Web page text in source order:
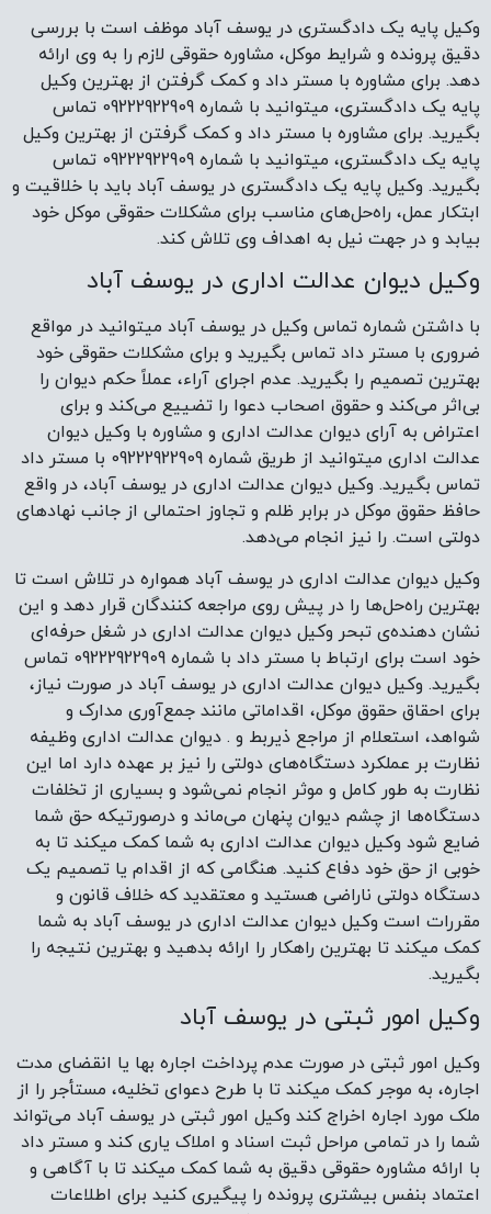
وکیل پایه یک دادگستری در یوسف آباد موظف است با بررسی
دقیق پرونده و شرایط موکل، مشاوره حقوقی لازم را به وی ارائه
دهد. برای مشاوره با مستر داد و کمک گرفتن از بهترین وکیل
پایه یک دادگستری، میتوانید با شماره 09222922909 تماس
بگیرید. برای مشاوره با مستر داد و کمک گرفتن از بهترین وکیل
پایه یک دادگستری، میتوانید با شماره 09222922909 تماس
بگیرید. وکیل پایه یک دادگستری در یوسف آباد باید با خلاقیت و
ابتکار عمل، راه‌حل‌های مناسب برای مشکلات حقوقی موکل خود
بیابد و در جهت نیل به اهداف وی تلاش کند.
وکیل دیوان عدالت اداری در یوسف آباد
با داشتن شماره تماس وکیل در یوسف آباد میتوانید در مواقع
ضروری با مستر داد تماس بگیرید و برای مشکلات حقوقی خود
بهترین تصمیم را بگیرید. عدم اجرای آراء، عملاً حکم دیوان را
بی‌اثر می‌کند و حقوق اصحاب دعوا را تضییع می‌کند و برای
اعتراض به آرای دیوان عدالت اداری و مشاوره با وکیل دیوان
عدالت اداری میتوانید از طریق شماره 09222922909 با مستر داد
تماس بگیرید. وکیل دیوان عدالت اداری در یوسف آباد، در واقع
حافظ حقوق موکل در برابر ظلم و تجاوز احتمالی از جانب نهادهای
دولتی است. را نیز انجام می‌دهد.
وکیل دیوان عدالت اداری در یوسف آباد همواره در تلاش است تا
بهترین راه‌حل‌ها را در پیش روی مراجعه کنندگان قرار دهد و این
نشان دهنده‌ی تبحر وکیل دیوان عدالت اداری در شغل حرفه‌ای
خود است برای ارتباط با مستر داد با شماره 09222922909 تماس
بگیرید. وکیل دیوان عدالت اداری در یوسف آباد در صورت نیاز،
برای احقاق حقوق موکل، اقداماتی مانند جمع‌آوری مدارک و
شواهد، استعلام از مراجع ذیربط و . دیوان عدالت اداری وظیفه
نظارت بر عملکرد دستگاه‌های دولتی را نیز بر عهده دارد اما این
نظارت به طور کامل و موثر انجام نمی‌شود و بسیاری از تخلفات
دستگاه‌ها از چشم دیوان پنهان می‌ماند و درصورتیکه حق شما
ضایع شود وکیل دیوان عدالت اداری به شما کمک میکند تا به
خوبی از حق خود دفاع کنید. هنگامی که از اقدام یا تصمیم یک
دستگاه دولتی ناراضی هستید و معتقدید که خلاف قانون و
مقررات است وکیل دیوان عدالت اداری در یوسف آباد به شما
کمک میکند تا بهترین راهکار را ارائه بدهید و بهترین نتیجه را
بگیرید.
وکیل امور ثبتی در یوسف آباد
وکیل امور ثبتی در صورت عدم پرداخت اجاره بها یا انقضای مدت
اجاره، به موجر کمک میکند تا با طرح دعوای تخلیه، مستأجر را از
ملک مورد اجاره اخراج کند وکیل امور ثبتی در یوسف آباد می‌تواند
شما را در تمامی مراحل ثبت اسناد و املاک یاری کند و مستر داد
با ارائه مشاوره حقوقی دقیق به شما کمک میکند تا با آگاهی و
اعتماد بنفس بیشتری پرونده را پیگیری کنید برای اطلاعات